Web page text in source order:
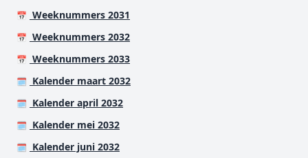
📅 Weeknummers 2031
📅 Weeknummers 2032
📅 Weeknummers 2033
🗓️ Kalender maart 2032
🗓️ Kalender april 2032
🗓️ Kalender mei 2032
🗓️ Kalender juni 2032